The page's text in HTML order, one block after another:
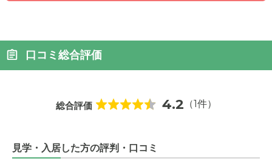
口コミ総合評価
総合評価 4.2 （1件）
見学・入居した方の評判・口コミ